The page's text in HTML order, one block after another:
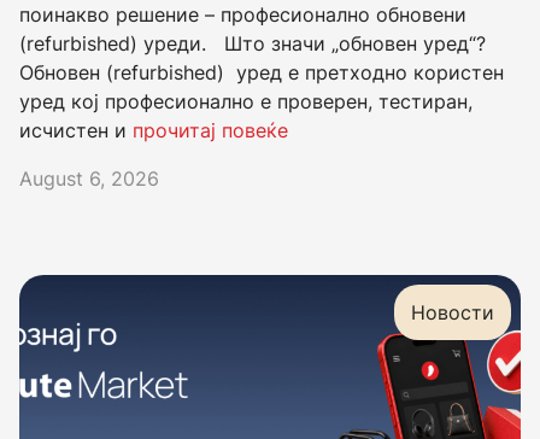
поинакво решение – професионално обновени
(refurbished) уреди. Што значи „обновен уред“?
Обновен (refurbished) уред е претходно користен
уред кој професионално е проверен, тестиран,
исчистен и прочитај повеќе
August 6, 2026
Новости